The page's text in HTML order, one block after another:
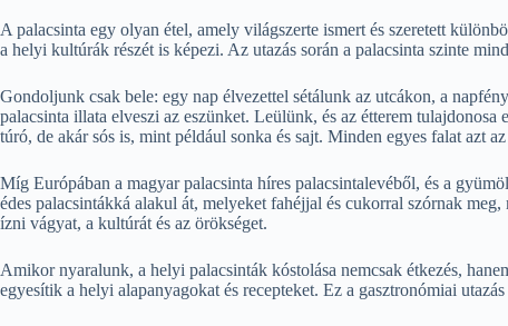
A palacsinta egy olyan étel, amely világszerte ismert és szeretett
a helyi kultúrák részét is képezi. Az utazás során a palacsinta szinte
Gondoljunk csak bele: egy nap élvezettel sétálunk az utcákon, a
palacsinta illata elveszi az eszünket. Leülünk, és az étterem
túró, de akár sós is, mint például sonka és sajt. Minden egyes falat azt
Míg Európában a magyar palacsinta híres palacsintalevéből, és a
édes palacsintákká alakul át, melyeket fahéjjal és cukorral szórnak
ízni vágyat, a kultúrát és az örökséget.
Amikor nyaralunk, a helyi palacsinták kóstolása nemcsak étkezés,
egyesítik a helyi alapanyagokat és recepteket. Ez a gasztronómiai